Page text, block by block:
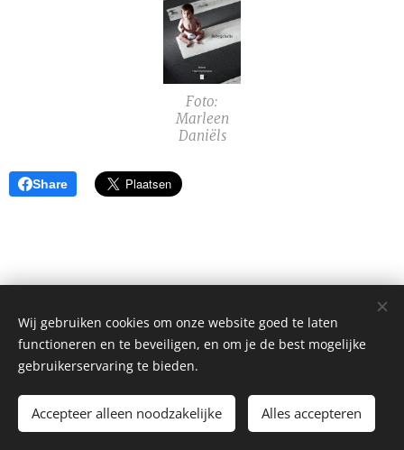
Foto:
Marleen
Daniëls
Share
Alle rechten voorbehouden 2026
Mogelijk gemaakt doorWebnode Cookies
Wij gebruiken cookies om onze website goed te laten
functioneren en te beveiligen, en om je de best mogelijke
gebruikerservaring te bieden.
Accepteer alleen noodzakelijke Alles accepteren